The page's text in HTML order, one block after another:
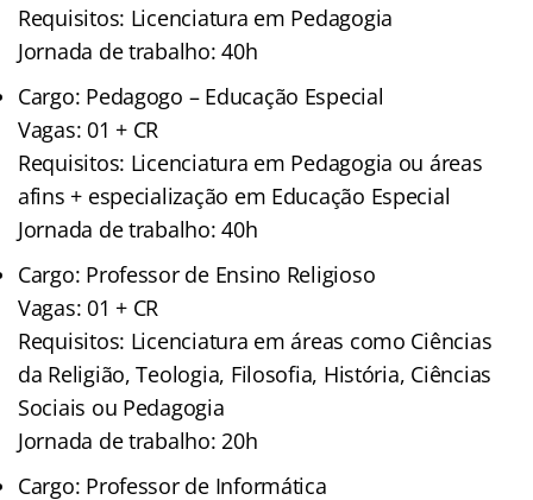
Requisitos: Licenciatura em Pedagogia
Jornada de trabalho: 40h
Cargo: Pedagogo – Educação Especial
Vagas: 01 + CR
Requisitos: Licenciatura em Pedagogia ou áreas
afins + especialização em Educação Especial
Jornada de trabalho: 40h
Cargo: Professor de Ensino Religioso
Vagas: 01 + CR
Requisitos: Licenciatura em áreas como Ciências
da Religião, Teologia, Filosofia, História, Ciências
Sociais ou Pedagogia
Jornada de trabalho: 20h
Cargo: Professor de Informática